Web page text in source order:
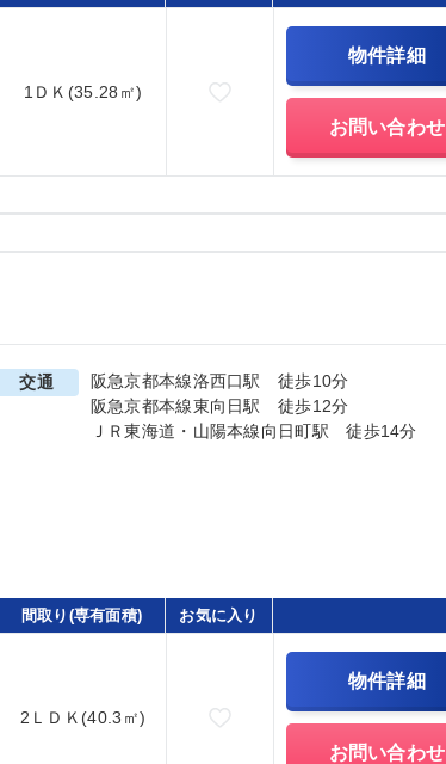
1ＤＫ(35.28㎡) お気に入りに追加
物件詳細
お問い合わせ
交通
阪急京都本線洛西口駅 徒歩10分
阪急京都本線東向日駅 徒歩12分
ＪＲ東海道・山陽本線向日町駅 徒歩14分
間取り(専有面積) お気に入り
2ＬＤＫ(40.3㎡) お気に入りに追加
物件詳細
お問い合わせ